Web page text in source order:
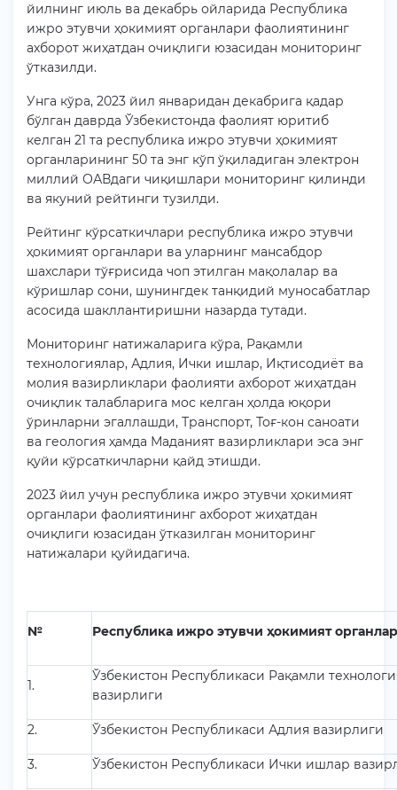
йилнинг июль ва декабрь ойларида Республика
ижро этувчи ҳокимият органлари фаолиятининг
ахборот жиҳатдан очиқлиги юзасидан мониторинг
ўтказилди.
Унга кўра, 2023 йил январидан декабрига қадар
бўлган даврда Ўзбекистонда фаолият юритиб
келган 21 та республика ижро этувчи ҳокимият
органларининг 50 та энг кўп ўқиладиган электрон
миллий ОАВдаги чиқишлари мониторинг қилинди
ва якуний рейтинги тузилди.
Рейтинг кўрсаткичлари республика ижро этувчи
ҳокимият органлари ва уларнинг мансабдор
шахслари тўғрисида чоп этилган мақолалар ва
кўришлар сони, шунингдек танқидий муносабатлар
асосида шакллантиришни назарда тутади.
Мониторинг натижаларига кўра, Рақамли
технологиялар, Адлия, Ички ишлар, Иқтисодиёт ва
молия вазирликлари фаолияти ахборот жиҳатдан
очиқлик талабларига мос келган ҳолда юқори
ўринларни эгаллашди, Транспорт, Тоғ-кон саноати
ва геология ҳамда Маданият вазирликлари эса энг
қуйи кўрсаткичларни қайд этишди.
2023 йил учун республика ижро этувчи ҳокимият
органлари фаолиятининг ахборот жиҳатдан
очиқлиги юзасидан ўтказилган мониторинг
натижалари қуйидагича.
№ Республика ижро этувчи ҳокимият
1.
Ўзбекистон Республикаси Рақамли
вазирлиги
2. Ўзбекистон Республикаси Адлия вазирлиги
3. Ўзбекистон Республикаси Ички ишлар